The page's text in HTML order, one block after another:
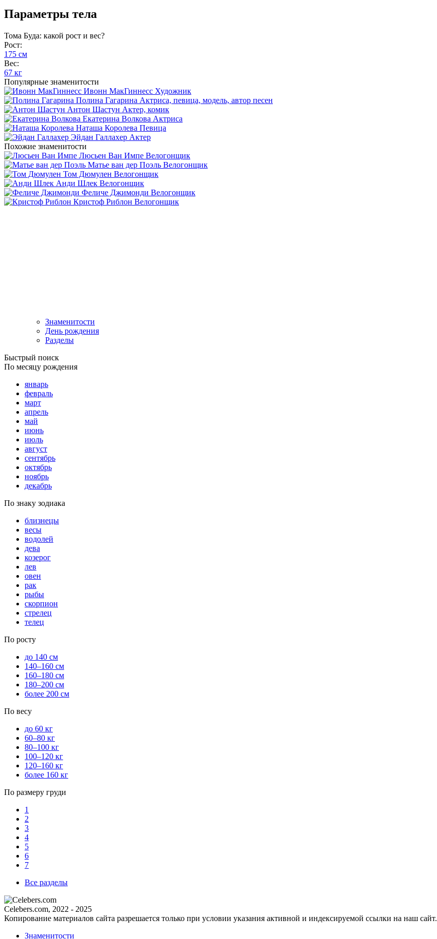
Параметры тела
Тома Буда: какой рост и вес?
Рост:
175 см
Вес:
67 кг
Популярные знаменитости
Ивонн МакГиннесс Художник
Полина Гагарина Актриса, певица, модель, автор песен
Антон Шастун Актер, комик
Екатерина Волкова Актриса
Наташа Королева Певица
Эйдан Галлахер Актер
Похожие знаменитости
Люсьен Ван Импе Велогонщик
Матье ван дер Поэль Велогонщик
Том Дюмулен Велогонщик
Анди Шлек Велогонщик
Феличе Джимонди Велогонщик
Кристоф Риблон Велогонщик
Знаменитости
День рождения
Разделы
Быстрый поиск
По месяцу рождения
январь
февраль
март
апрель
май
июнь
июль
август
сентябрь
октябрь
ноябрь
декабрь
По знаку зодиака
близнецы
весы
водолей
дева
козерог
лев
овен
рак
рыбы
скорпион
стрелец
телец
По росту
до 140 см
140–160 см
160–180 см
180–200 см
более 200 см
По весу
до 60 кг
60–80 кг
80–100 кг
100–120 кг
120–160 кг
более 160 кг
По размеру груди
1
2
3
4
5
6
7
Все разделы
Celebers.com, 2022 - 2025
Копирование материалов сайта разрешается только при условии указания активной и индексируемой ссылки на наш сайт.
Знаменитости